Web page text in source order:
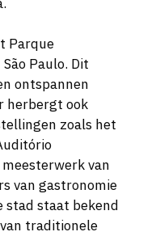
Parque
Paulo. Dit
ontspannen
herbergt ook
zoals het
van
van gastronomie
stad staat bekend
traditionele